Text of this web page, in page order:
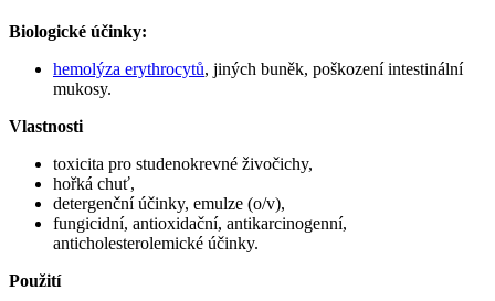
Biologické účinky:
hemolýza erythrocytů, jiných buněk, poškození intestinální
mukosy.
Vlastnosti
toxicita pro studenokrevné živočichy,
hořká chuť,
detergenční účinky, emulze (o/v),
fungicidní, antioxidační, antikarcinogenní,
anticholesterolemické účinky.
Použití